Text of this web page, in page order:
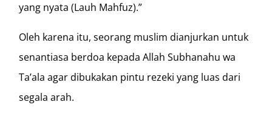
yang nyata (Lauh Mahfuz).”
Oleh karena itu, seorang muslim dianjurkan untuk
senantiasa berdoa kepada Allah Subhanahu wa
Ta’ala agar dibukakan pintu rezeki yang luas dari
segala arah.